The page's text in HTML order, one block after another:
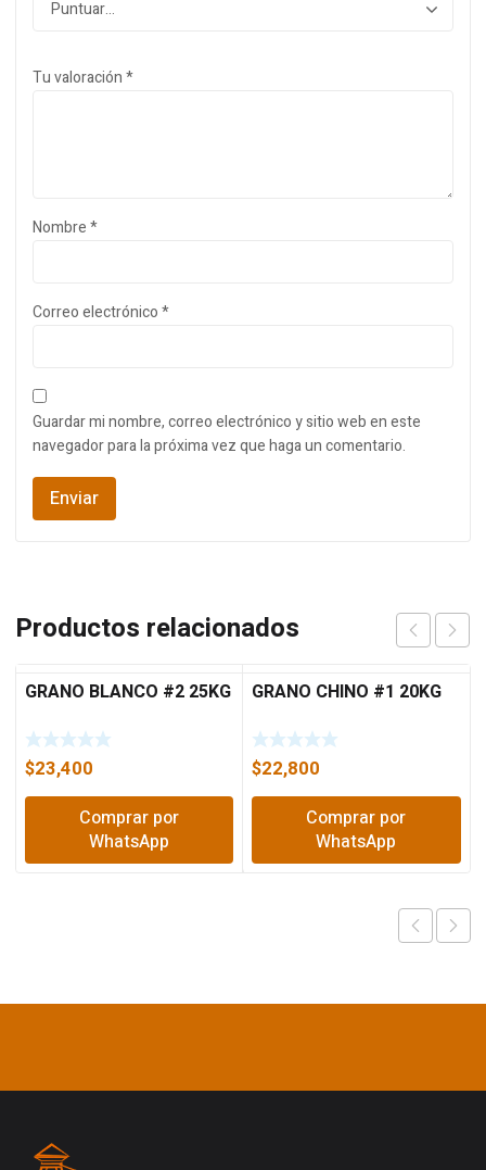
Tu valoración*
Nombre*
Correo electrónico*
Guardar mi nombre, correo electrónico y sitio web en este
navegador para la próxima vez que haga un comentario.
Productos relacionados
GRANO BLANCO #2 25KG
$23,400
Comprar por
WhatsApp
GRANO CHINO #1 20KG
$22,800
Comprar por
WhatsApp